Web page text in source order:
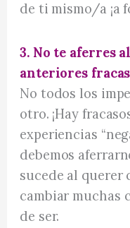
de ti mismo/a ¡a
3. No te aferres
anteriores
No todos los
otro. ¡Hay
experiencias
debemos
sucede al querer
cambiar muchas
de ser.